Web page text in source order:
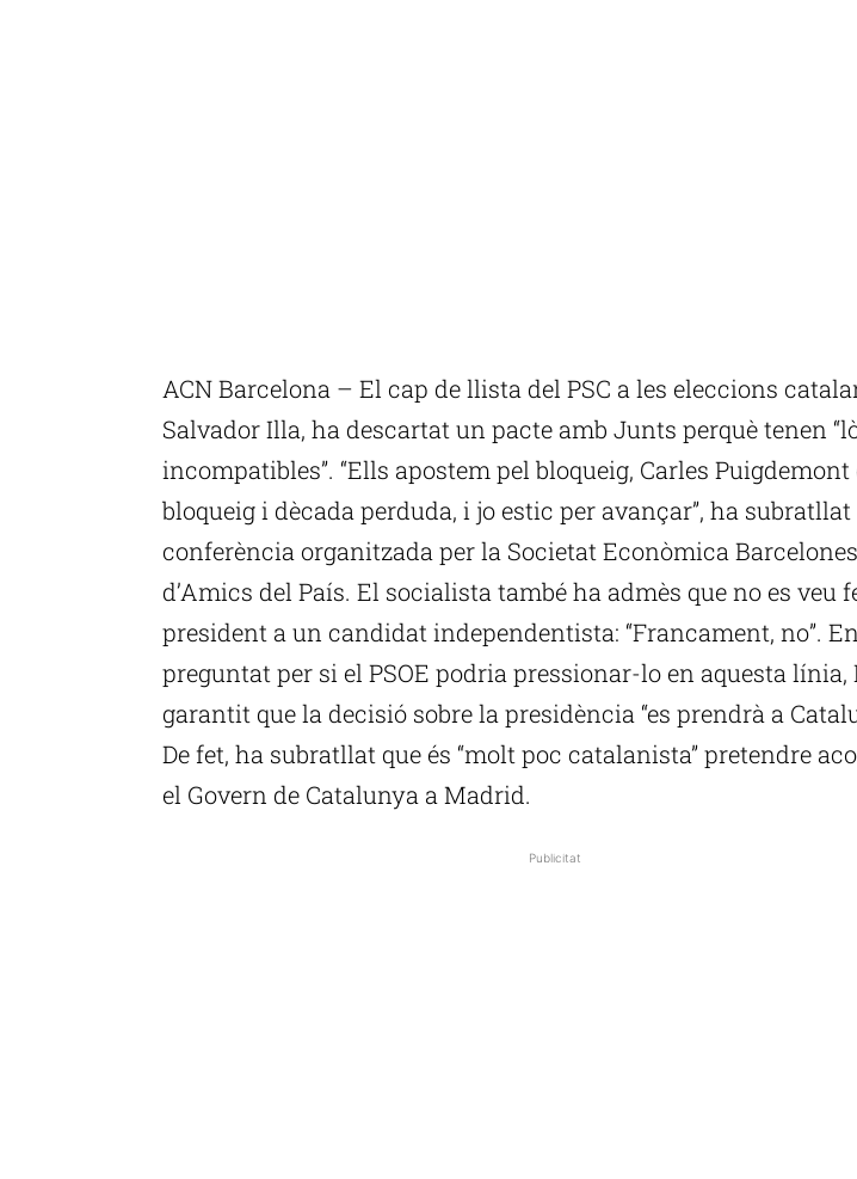
ACN Barcelona – El cap de llista del PSC a les eleccions
Salvador Illa, ha descartat un pacte amb Junts perquè tenen
incompatibles”. “Ells apostem pel bloqueig, Carles Puigdemont
bloqueig i dècada perduda, i jo estic per avançar”, ha subratllat
conferència organitzada per la Societat Econòmica
d’Amics del País. El socialista també ha admès que no es veu
president a un candidat independentista: “Francament, no”.
preguntat per si el PSOE podria pressionar-lo en aquesta línia,
garantit que la decisió sobre la presidència “es prendrà a
De fet, ha subratllat que és “molt poc catalanista” pretendre
el Govern de Catalunya a Madrid.
Publicitat